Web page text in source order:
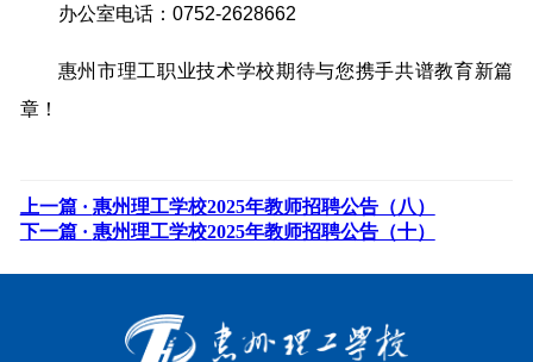
办公室电话：0752-2628662
惠州市理工职业技术学校期待与您携手共谱教育新篇
章！
上一篇 · 惠州理工学校2025年教师招聘公告（八）
下一篇 · 惠州理工学校2025年教师招聘公告（十）